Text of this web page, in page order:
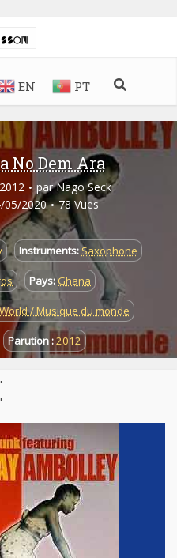
EN PT
No Dem Ara
par Nago Seck
05/2020
78 Vues
Instruments: Saxophone
Pays:Ghana
/ Musique du monde
Parution :2012